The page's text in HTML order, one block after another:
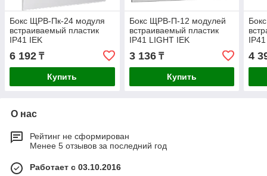
Бокс ЩРВ-Пк-24 модуля
встраиваемый пластик
IP41 IEK
6 192 ₸
Купить
Бокс ЩРВ-П-12 модулей
встраиваемый пластик
IP41 LIGHT IEK
3 136₸
Купить
4
О нас
Рейтинг не сформирован
Менее 5 отзывов за последний год
Работает с 03.10.2016